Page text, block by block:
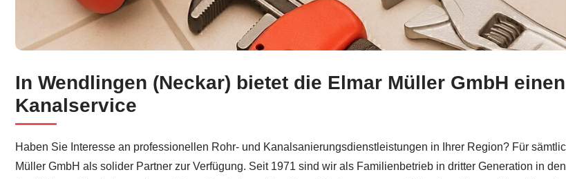
Jetzt Rohrreinigung in Wendlingen (Neckar) erkunden bei ↗️Elmar Müller GmbH sowie
In Wendlingen (Neckar) bietet die Elmar Müller GmbH
Kanalservice
Haben Sie Interesse an professionellen Rohr- und Kanalsanierungsdienstleistungen in Ihrer Region? Für
Müller GmbH als solider Partner zur Verfügung. Seit 1971 sind wir als Familienbetrieb in dritter Generation in